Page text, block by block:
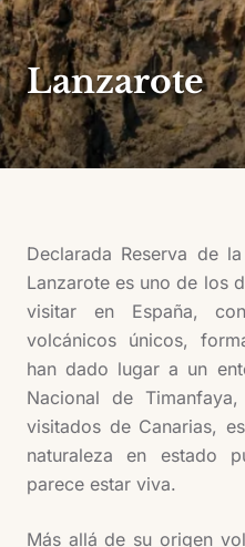
Lanzarote
Declarada Reserva de
Lanzarote es uno de los
visitar en España,
volcánicos únicos,
han dado lugar a un
Nacional de
visitados de Canarias,
naturaleza en estado
parece estar viva.
Más allá de su origen